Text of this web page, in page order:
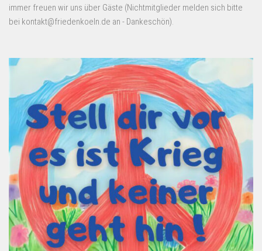
immer freuen wir uns über Gäste (Nichtmitglieder melden sich bitte
bei kontakt@friedenkoeln.de an - Dankeschön).